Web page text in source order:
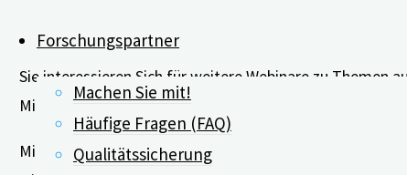
Forschungspartner
Machen Sie mit!
Häufige Fragen (FAQ)
Qualitätssicherung
Sie interessieren Sich für weitere Webinare zu Themen
Mitschnitte.
Mit der Webinar-Reihe „Science Watch LIVE“ bieten